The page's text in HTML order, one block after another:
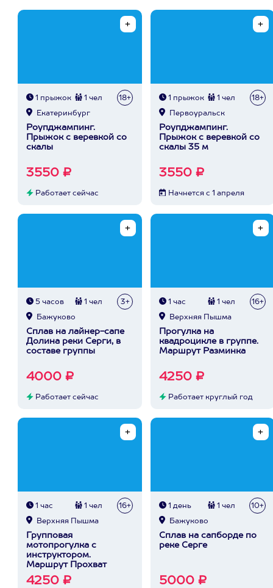
1 прыжок 1 чел 18+
Екатеринбург
Роупджампинг.
Прыжок с веревкой со
скалы
3550 ₽
Работает сейчас
1 прыжок 1 чел 18+
Первоуральск
Роупджампинг.
Прыжок с веревкой со
скалы 35 м
3550 ₽
Начнется с 1 апреля
5 часов 1 чел 3+
Бажуково
Сплав на лайнер-сапе
Долина реки Серги, в
составе группы
4000 ₽
Работает сейчас
1 час 1 чел 16+
Верхняя Пышма
Прогулка на
квадроцикле в группе.
Маршрут Разминка
4250 ₽
Работает круглый год
1 час 1 чел 16+
Верхняя Пышма
Групповая
мотопрогулка с
инструктором.
Маршрут Прохват
4250 ₽
1 день 1 чел 10+
Бажуково
Сплав на сапборде по
реке Серге
5000 ₽